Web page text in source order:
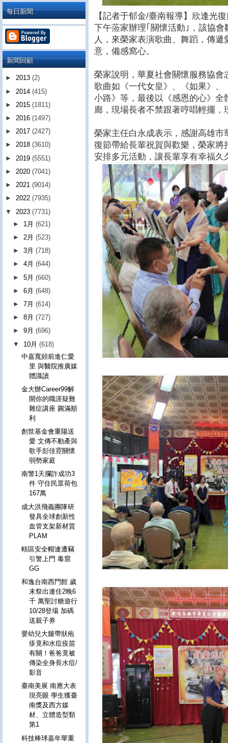
【記者于郁金/臺南報導】欣逢光
下午蒞家辦理｢關懷活動｣，該協
人，來榮家表演歌曲、舞蹈，傳
意，備感窩心。
榮家說明，華夏社會關懷服務協
歌曲如《一代女皇》、《如果》
小路》等，最後以《感恩的心》
廊，現場長者不禁跟著哼唱輕擺，
榮家主任白永成表示，感謝高雄
復節帶給長輩祝賀與歡樂，榮家
安排多元活動，讓長輩享有幸福久
每日新聞
新聞回顧
► 2013 (2)
► 2014 (415)
► 2015 (1811)
► 2016 (1497)
► 2017 (2427)
► 2018 (3610)
► 2019 (5551)
► 2020 (7041)
► 2021 (9014)
► 2022 (7935)
▼ 2023 (7731)
► 1月(621)
► 2月(523)
►3月(718)
►4月(644)
►5月(660)
►6月(648)
►7月(614)
►8月(727)
►9月(696)
▼ 10月(618)
中嘉寬頻前進仁愛
里 與醫院推廣媒
體識讀
金大辦Career99解
開你的職涯疑難
雜症講座 圓滿順
利
創世基金會重陽送
愛 文傳不動產與
歌手彭佳霓關懷
弱勢家庭
南警1天攔詐成功3
件 守住民眾荷包
167萬
成大洪飛義團隊研
發具全球創新性
血管支架新材質
PLAM
轄區安全帽連遭竊
引警上門 毒窟
GG
和逸台南西門館 歲
末祭出連住2晚6
千 萬聖討糖遊行
10/28登場 加碼
送親子券
嬰幼兒大腿帶狀疱
疹竟和水痘疫苗
有關！爸爸竟被
傳染全身長水痘/
影音
臺南美展 南應大表
現亮眼 學生獲臺
南獎及西方媒
材、立體造型類
第1
科技棒球嘉年華重